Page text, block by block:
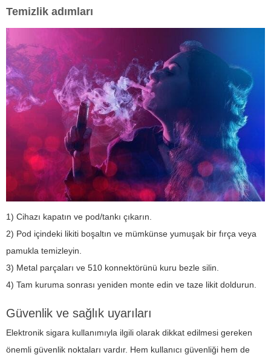
Temizlik adımları
1) Cihazı kapatın ve pod/tankı çıkarın.
2) Pod içindeki likiti boşaltın ve mümkünse yumuşak bir fırça veya
pamukla temizleyin.
3) Metal parçaları ve 510 konnektörünü kuru bezle silin.
4) Tam kuruma sonrası yeniden monte edin ve taze likit doldurun.
Güvenlik ve sağlık uyarıları
Elektronik sigara kullanımıyla ilgili olarak dikkat edilmesi gereken
önemli güvenlik noktaları vardır. Hem kullanıcı güvenliği hem de